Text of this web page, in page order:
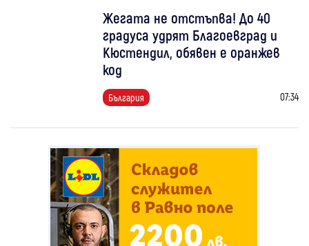
Жегата не отстъпва! До 40
градуса удрят Благоевград и
Кюстендил, обявен е оранжев
код
България 07:34